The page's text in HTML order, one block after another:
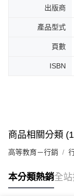
出版商
產品型式
頁數
ISBN
商品相關分類
高等教育－行銷
本分類熱銷全